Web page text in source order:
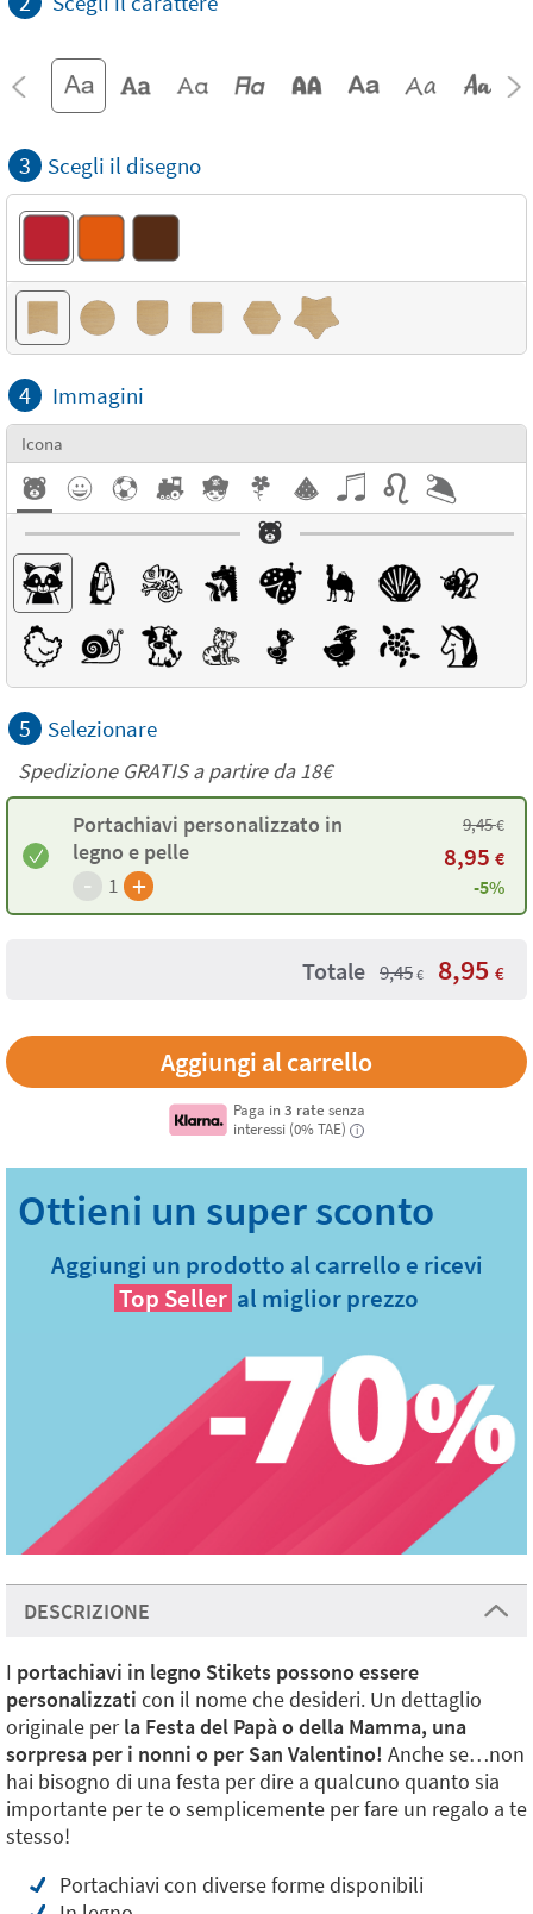
3 Scegli il disegno
4 Immagini
Icona
5 Selezionare
Spedizione GRATIS a partire da 18€
Portachiavi personalizzato in
legno e pelle
- 1 +
9,45€
8,95 €
-5%
Totale 9,45 € 8,95 €
Paga in 3 rate senza
interessi (0% TAE)
i
Aggiungi un prodotto al carrello e ricevi
Top Seller al miglior prezzo
DESCRIZIONE
I portachiavi in legno Stikets possono essere
personalizzati con il nome che desideri. Un dettaglio
originale perla Festa del Papà o della Mamma, una
sorpresa per i nonni o per San Valentino! Anche se…non
hai bisogno di una festa per dire a qualcuno quanto sia
importante per te o semplicemente per fare un regalo a te
stesso!
Portachiavi con diverse forme disponibili